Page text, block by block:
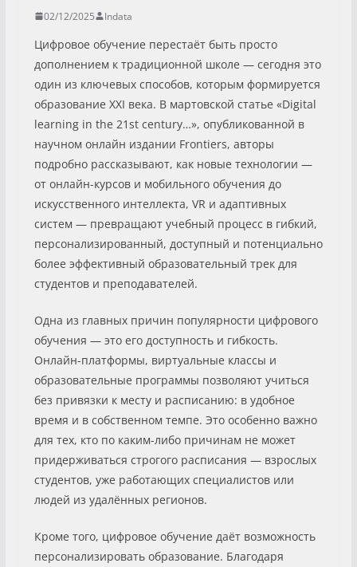
02/12/2025 Indata
Цифровое обучение перестаёт быть просто
дополнением к традиционной школе — сегодня это
один из ключевых способов, которым формируется
образование XXI века. В мартовской статье «Digital
learning in the 21st century…», опубликованной в
научном онлайн издании Frontiers, авторы
подробно рассказывают, как новые технологии —
от онлайн-курсов и мобильного обучения до
искусственного интеллекта, VR и адаптивных
систем — превращают учебный процесс в гибкий,
персонализированный, доступный и потенциально
более эффективный образовательный трек для
студентов и преподавателей.
Одна из главных причин популярности цифрового
обучения — это его доступность и гибкость.
Онлайн-платформы, виртуальные классы и
образовательные программы позволяют учиться
без привязки к месту и расписанию: в удобное
время и в собственном темпе. Это особенно важно
для тех, кто по каким-либо причинам не может
придерживаться строгого расписания — взрослых
студентов, уже работающих специалистов или
людей из удалённых регионов.
Кроме того, цифровое обучение даёт возможность
персонализировать образование. Благодаря